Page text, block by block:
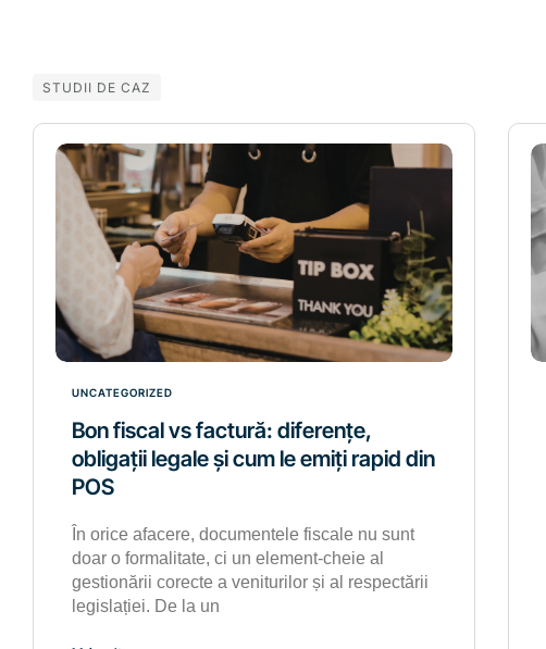
STUDII DE CAZ
UNCATEGORIZED
Bon fiscal vs factură: diferențe,
obligații legale și cum le emiți rapid din
POS
În orice afacere, documentele fiscale nu sunt
doar o formalitate, ci un element-cheie al
gestionării corecte a veniturilor și al respectării
legislației. De la un